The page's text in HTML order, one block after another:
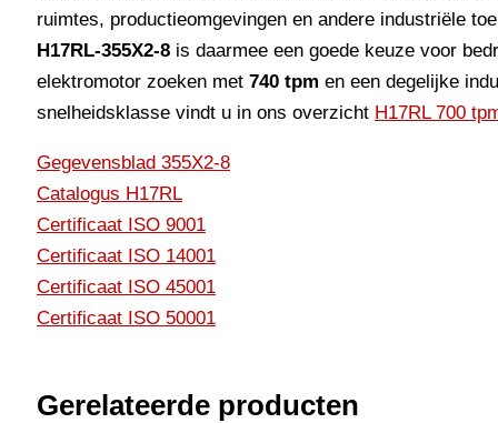
ruimtes, productieomgevingen en andere industriële
H17RL-355X2-8 is daarmee een goede keuze voor
elektromotor zoeken met 740 tpm en een degelijke
snelheidsklasse vindt u in ons overzicht H17RL 700
Gegevensblad 355X2-8
Catalogus H17RL
Certificaat ISO 9001
Certificaat ISO 14001
Certificaat ISO 45001
Certificaat ISO 50001
Gerelateerde producten